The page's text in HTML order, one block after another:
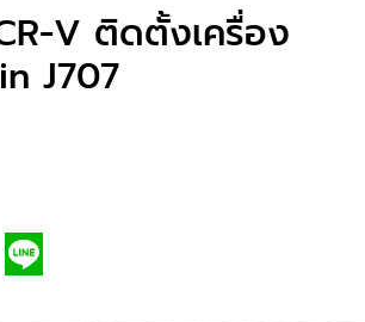
V ติดตั้งเครื่อง
J707